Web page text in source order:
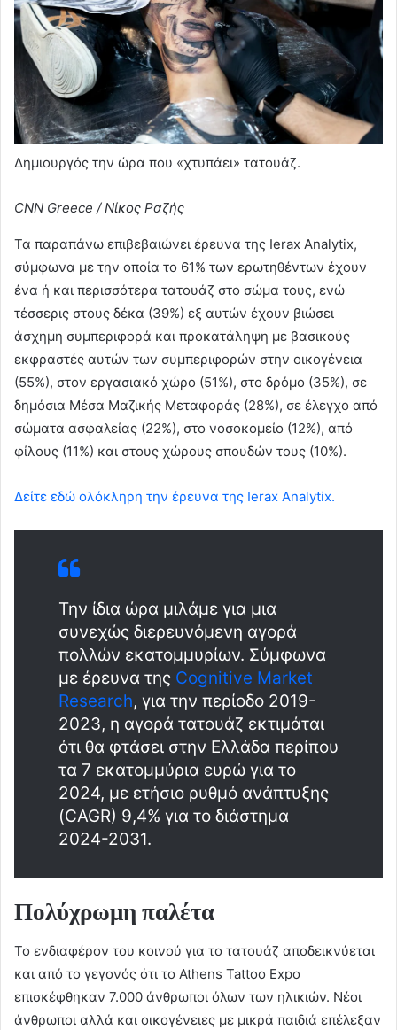
Δημιουργός την ώρα που «χτυπάει» τατουάζ.
CNN Greece / Νίκος Ραζής
Τα παραπάνω επιβεβαιώνει έρευνα της Ierax Analytix,
σύμφωνα με την οποία το 61% των ερωτηθέντων έχουν
ένα ή και περισσότερα τατουάζ στο σώμα τους, ενώ
τέσσερις στους δέκα (39%) εξ αυτών έχουν βιώσει
άσχημη συμπεριφορά και προκατάληψη με βασικούς
εκφραστές αυτών των συμπεριφορών στην οικογένεια
(55%), στον εργασιακό χώρο (51%), στο δρόμο (35%), σε
δημόσια Μέσα Μαζικής Μεταφοράς (28%), σε έλεγχο από
σώματα ασφαλείας (22%), στο νοσοκομείο (12%), από
φίλους (11%) και στους χώρους σπουδών τους (10%).
Δείτε εδώ ολόκληρη την έρευνα της Ierax Analytix.
Την ίδια ώρα μιλάμε για μια
συνεχώς διερευνόμενη αγορά
πολλών εκατομμυρίων. Σύμφωνα
με έρευνα της Cognitive Market
Research, για την περίοδο 2019-
2023, η αγορά τατουάζ εκτιμάται
ότι θα φτάσει στην Ελλάδα περίπου
τα 7 εκατομμύρια ευρώ για το
2024, με ετήσιο ρυθμό ανάπτυξης
(CAGR) 9,4% για το διάστημα
2024-2031.
Πολύχρωμη παλέτα
Το ενδιαφέρον του κοινού για το τατουάζ αποδεικνύεται
και από το γεγονός ότι το Athens Tattoo Expo
επισκέφθηκαν 7.000 άνθρωποι όλων των ηλικιών. Νέοι
άνθρωποι αλλά και οικογένειες με μικρά παιδιά επέλεξαν